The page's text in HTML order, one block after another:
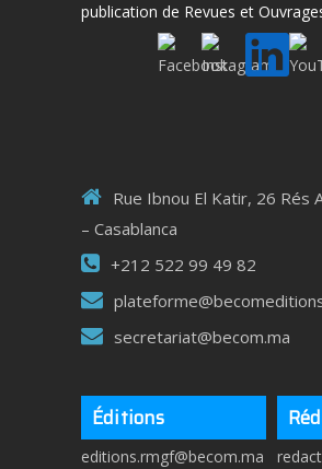
publication de Revues et
Rue Ibnou El Katir, 26 Rés
– Casablanca
+212 522 99 49 82
secretariat@becom.ma
Éditions
editions.rmgf@becom.ma